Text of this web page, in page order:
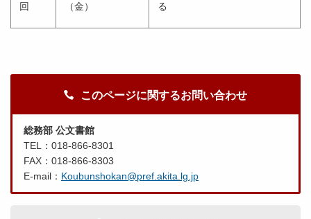
回
（金）
る
このページに関するお問い合わせ
総務部 公文書館
TEL：018-866-8301
FAX：018-866-8303
E-mail： Koubunshokan@pref.akita.lg.jp